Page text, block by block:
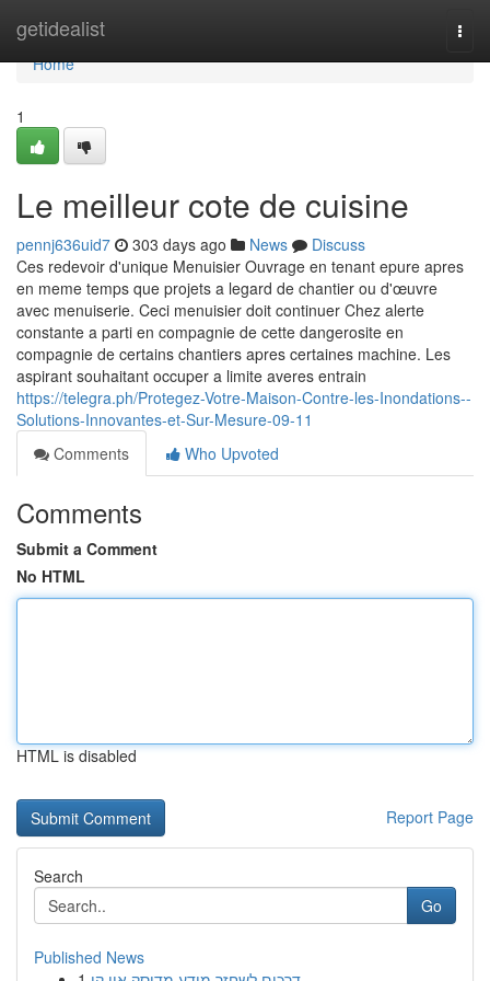
getidealist
Home
Home
1
Le meilleur cote de cuisine
pennj636uid7 303 days ago News
Discuss
Ces redevoir d'unique Menuisier Ouvrage en tenant epure apres
en meme temps que projets a legard de chantier ou d'œuvre
avec menuiserie. Ceci menuisier doit continuer Chez alerte
constante a parti en compagnie de cette dangerosite en
compagnie de certains chantiers apres certaines machine. Les
aspirant souhaitant occuper a limite averes entrain
https://telegra.ph/Protegez-Votre-Maison-Contre-les-Inondations--
Solutions-Innovantes-et-Sur-Mesure-09-11
Comments
Who Upvoted
Comments
Submit a Comment
No HTML
HTML is disabled
Report Page
Search
Go
Published News